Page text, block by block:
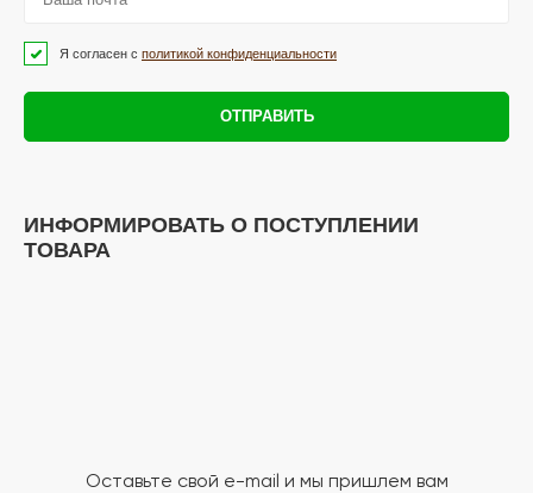
Я согласен с политикой конфиденциальности
ОТПРАВИТЬ
ИНФОРМИРОВАТЬ О ПОСТУПЛЕНИИ
ТОВАРА
Оставьте свой e-mail и мы пришлем вам